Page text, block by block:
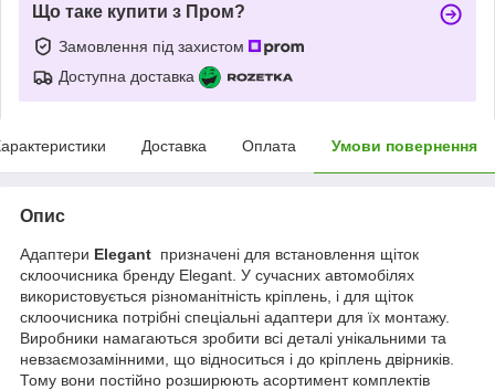
Що таке купити з Пром?
Замовлення під захистом
Доступна доставка
Доставка Оплата Умови повернення
Опис
Адаптери Elegant призначені для встановлення щіток
склоочисника бренду Elegant. У сучасних автомобілях
використовується різноманітність кріплень, і для щіток
склоочисника потрібні спеціальні адаптери для їх монтажу.
Виробники намагаються зробити всі деталі унікальними та
невзаємозамінними, що відноситься і до кріплень двірників.
Тому вони постійно розширюють асортимент комплектів